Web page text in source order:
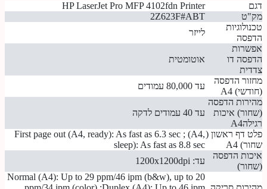
דגם
HP LaserJet Pro MFP 4102fdn Printer
מק"ט
2Z623F#ABT
טכנולוגיות
הדפסה
לייזר
אפשרות
הדפסה דו
צדדית
אוטומטית
מחזור הדפסה
(חודשי) A4
עד 80,000 עמודים
מהירות הדפסה
(שחור) איכות
רגילהA4
עד 40 עמודים לדקה
פלט דף ראשון (
שחור) A4
First page out (A4, ready): As fast as 6.3 sec ; (A4,
sleep): As fast as 8.8 sec
איכות הדפסה
(שחור)
עד: 1200x1200dpi
Normal (A4): Up to 29 ppm/46 ipm (b&w), up to 20